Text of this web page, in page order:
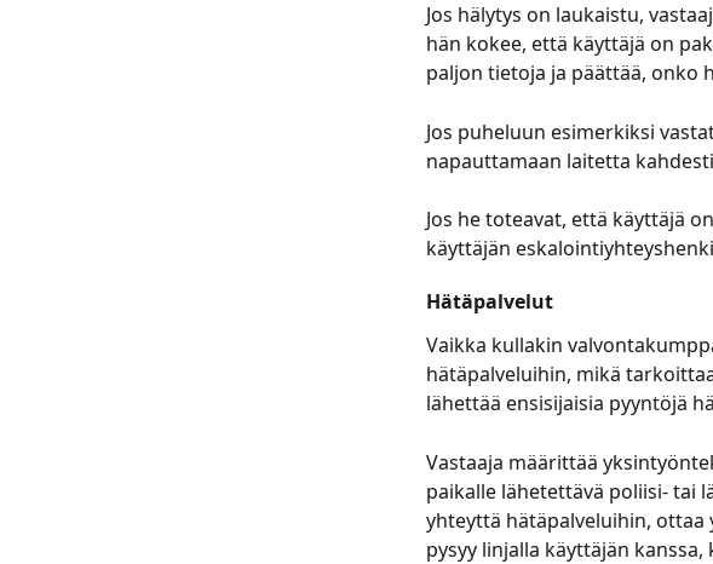
Jos hälytys on laukaistu,
hän kokee, että käyttäjä on
paljon tietoja ja päättää, onko
Jos puheluun esimerkiksi
napauttamaan laitetta
Jos he toteavat, että käyttäjä
käyttäjän
Hätäpalvelut
Vaikka kullakin
hätäpalveluihin, mikä
lähettää ensisijaisia pyyntöjä
Vastaaja määrittää
paikalle lähetettävä poliisi- tai
yhteyttä hätäpalveluihin,
pysyy linjalla käyttäjän kanssa,